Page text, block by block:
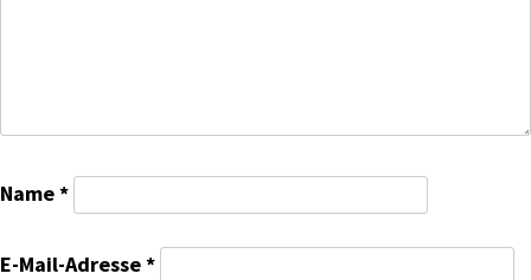
Name*
E-Mail-Adresse*